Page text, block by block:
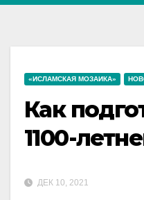
«ИСЛАМСКАЯ МОЗАИКА»
Как
1100-
ДЕК 10, 2021